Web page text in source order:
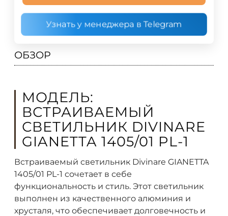
Узнать у менеджера в Telegram
ОБЗОР
МОДЕЛЬ:
ВСТРАИВАЕМЫЙ
СВЕТИЛЬНИК DIVINARE
GIANETTA 1405/01 PL-1
Встраиваемый светильник Divinare GIANETTA
1405/01 PL-1 сочетает в себе
функциональность и стиль. Этот светильник
выполнен из качественного алюминия и
хрусталя, что обеспечивает долговечность и